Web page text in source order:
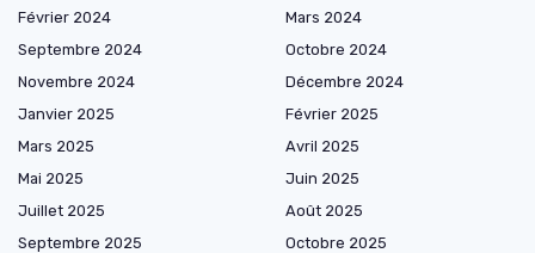
Février 2024
Mars 2024
Septembre 2024
Octobre 2024
Novembre 2024
Décembre 2024
Janvier 2025
Février 2025
Mars 2025
Avril 2025
Mai 2025
Juin 2025
Juillet 2025
Août 2025
Septembre 2025
Octobre 2025